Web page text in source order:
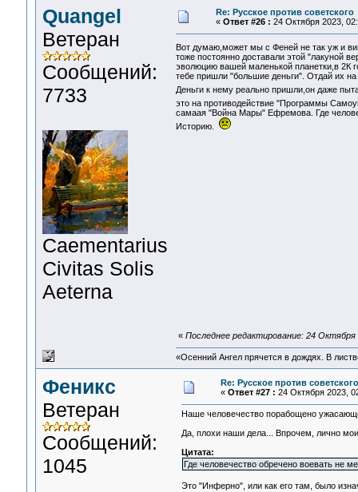
Quangel
Ветеран
Сообщений:
7733
Сaementarius
Civitas Solis
Aeterna
Re: Русское против советского
« Ответ #26 : 24 Октября 2023,
Вот думаю,может мы с Феней не так уж и
тоже постоянно доставали этой "лакуной
эволюцию вашей маленькой планетки,в 2К
тебе пришли "большие деньги". Отдай их
Деньги к нему реально пришли,он даже
это на противодействие "Программы
самаая "Война Мары" Ефремова. Где
Историю.
« Последнее редактирование: 24 Октября
«Осенний Ангел прячется в дождях. В
Феникс
Ветеран
Сообщений:
1045
Re: Русское против советского
« Ответ #27 : 24 Октября 2023,
Наше человечество порабощено
Да, плохи наши дела... Впрочем, лично
Цитата:
Где человечество обречено воевать не
Это "Инферно", или как его там, было